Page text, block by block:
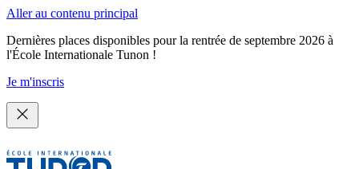
Aller au contenu principal
Dernières places disponibles pour la rentrée de septembre 2026 à
l'École Internationale Tunon !
Je m'inscris